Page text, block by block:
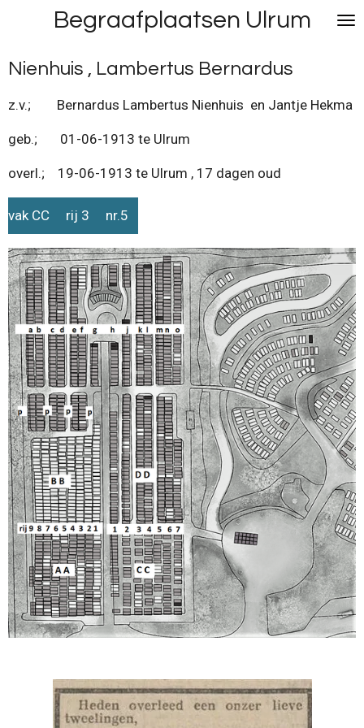
naar
de
hoofdinhoud
Begraafplaatsen Ulrum
Nienhuis , Lambertus Bernardus
z.v.; Bernardus Lambertus Nienhuis en Jantje Hekma
geb.; 01-06-1913 te Ulrum
overl.; 19-06-1913 te Ulrum , 17 dagen oud
vak CC rij 3 nr.5